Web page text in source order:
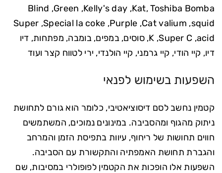
Kat, Toshiba Bomba,‏ Kelly's day,‏ Green,‏ Blind
squid,‏ Cat valium,‏ Purple,‏ Special la coke,‏ Super
acid,‏ Super C,‏ K, סוסים, במפים, בומבה, מפתחות, דיו
דיו, קיי הודי, קיי גרמני, קיי הולנדי, ירי לטווח קצר ועוד
השפעות בשימוש לפנאי
קטמין נחשב לסם דיסוציאטיבי, כלומר הוא גורם לתחושת
ניתוק מהגוף ומהסביבה. במינונים נמוכים, המשתמשים
חווים תחושות של ריחוף, עיוות בתפיסת הזמן והמרחב
והגברת תחושת האמפתיה והתקשורת עם הסביבה.
השפעות אלו הופכות את הקטמין לפופולרי במסיבות, שם